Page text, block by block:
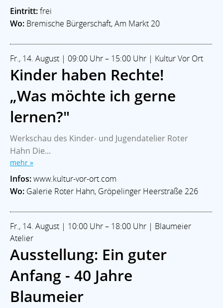
Eintritt:frei
Wo: Bremische Bürgerschaft, Am Markt 20
Fr., 14. August | 09:00 Uhr – 15:00 Uhr | Kultur Vor Ort
Kinder haben Rechte!
„Was möchte ich gerne
lernen?"
Werkschau des Kinder- und Jugendatelier Roter
Hahn Die...
mehr »
Infos:www.kultur-vor-ort.com
Wo: Galerie Roter Hahn, Gröpelinger Heerstraße 226
Fr., 14. August | 10:00 Uhr – 18:00 Uhr | Blaumeier
Atelier
Ausstellung: Ein guter
Anfang - 40 Jahre
Blaumeier